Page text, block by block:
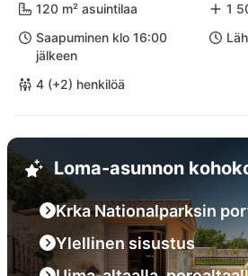
120 m² asuintilaa
1
Saapuminen klo 16:00
jälkeen
4 (+2) henkilöä
Loma-asunnon
Krka Nationalparksin
Ylellinen sisustus